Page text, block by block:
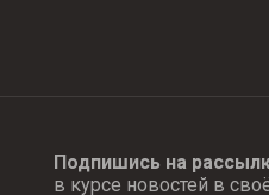
Подпишись на
в курсе новостей в